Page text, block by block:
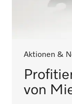
Aktionen &
von